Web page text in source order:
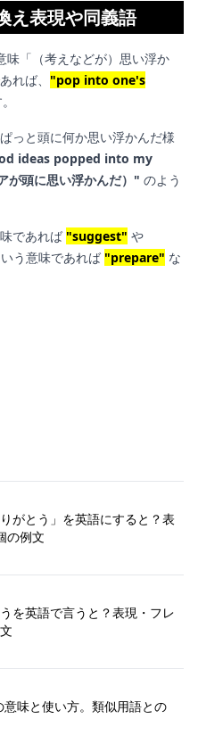
表現や同義語
「（考えなどが）思い浮か
れば、 "pop into one's
っと頭に何か思い浮かんだ様
ideas popped into my
が頭に思い浮かんだ）" のよう
であれば "suggest" や
う意味であれば "prepare" な
りがとう」を英語にすると？表
の例文
を英語で言うと？表現・フレ
味と使い方。類似用語との